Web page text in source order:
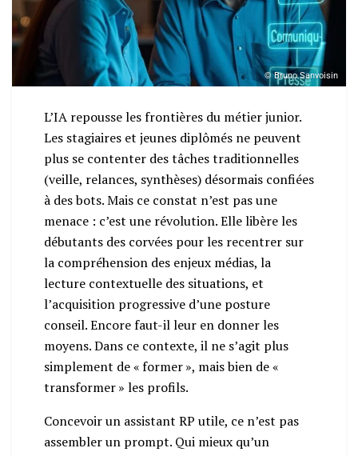
© Bruno Sanvoisin
L’IA repousse les frontières du métier junior.
Les stagiaires et jeunes diplômés ne peuvent
plus se contenter des tâches traditionnelles
(veille, relances, synthèses) désormais confiées
à des bots. Mais ce constat n’est pas une
menace : c’est une révolution. Elle libère les
débutants des corvées pour les recentrer sur
la compréhension des enjeux médias, la
lecture contextuelle des situations, et
l’acquisition progressive d’une posture
conseil. Encore faut-il leur en donner les
moyens. Dans ce contexte, il ne s’agit plus
simplement de « former », mais bien de «
transformer » les profils.
Concevoir un assistant RP utile, ce n’est pas
assembler un prompt. Qui mieux qu’un